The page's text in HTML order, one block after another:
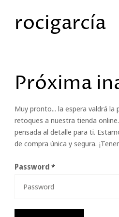
rocigarcía
Próxima
Muy pronto... la espera valdrá la
retoques a nuestra tienda
pensada al detalle para ti.
de compra única y segura.
Password *